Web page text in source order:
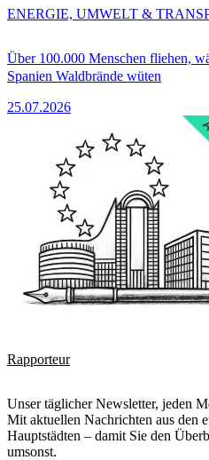
Über 100.000 Menschen fliehen,
Spanien Waldbrände wüten
25.07.2026
ENERGIE, UMWELT &
Rapporteur
Unser täglicher Newsletter, jeden
Mit aktuellen Nachrichten aus den
Hauptstädten – damit Sie den
umsonst.